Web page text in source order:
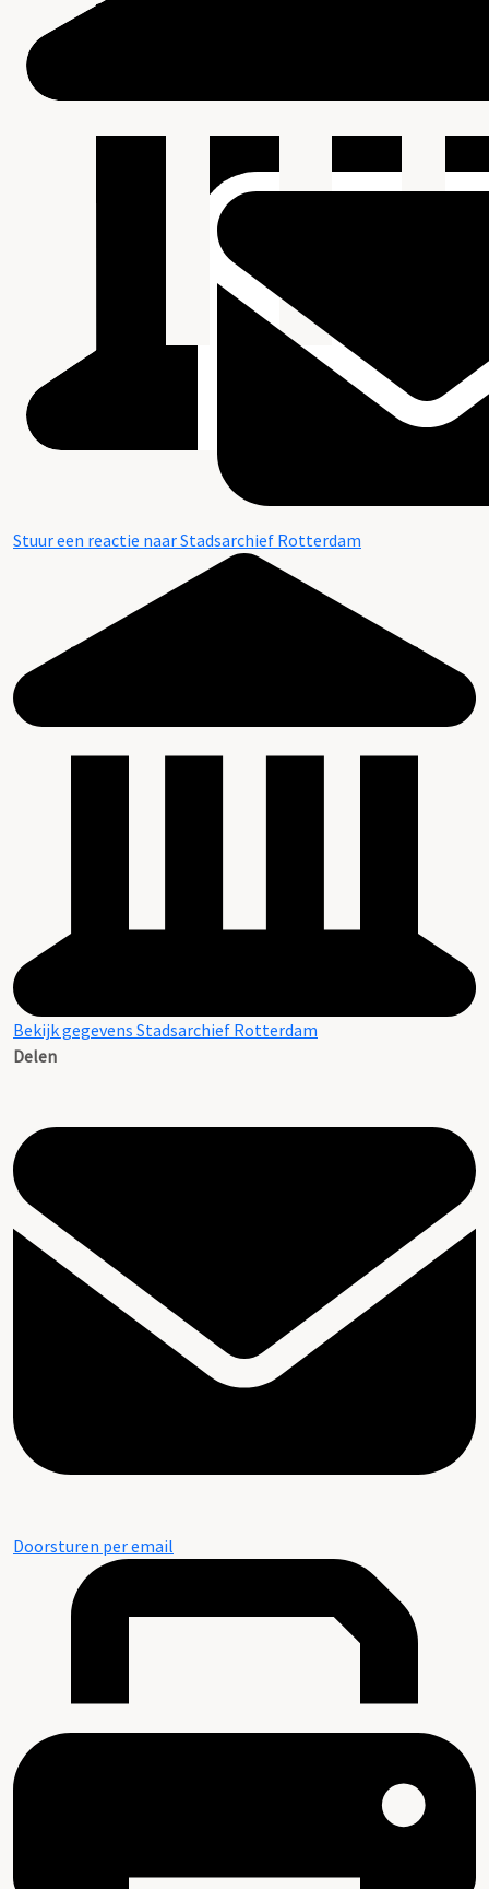
Beschrijving van de series en archiefbestanddelen
Stuur een reactie naar Stadsarchief Rotterdam
Bekijk gegevens Stadsarchief Rotterdam
Delen
Doorsturen per email